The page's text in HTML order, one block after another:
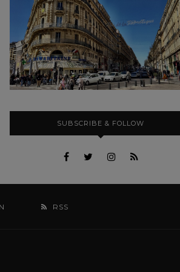
SUBSCRIBE & FOLLOW
RSS